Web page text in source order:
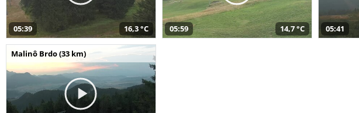
05:39 16,3 °C 05:59 14,7 °C 05:41
Malinô Brdo (33 km)